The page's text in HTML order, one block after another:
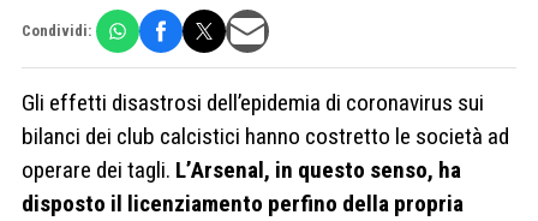
Condividi:
Gli effetti disastrosi dell’epidemia di coronavirus sui
bilanci dei club calcistici hanno costretto le società ad
operare dei tagli. L’Arsenal, in questo senso, ha
disposto il licenziamento perfino della propria